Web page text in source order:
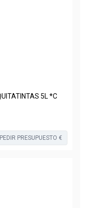
5L *C
PEDIR PRESUPUESTO €